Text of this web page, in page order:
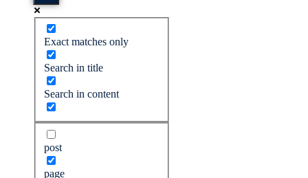
Exact matches only
Search in title
Search in content
post
page